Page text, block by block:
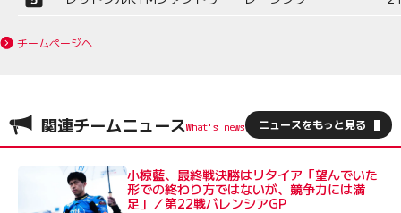
チームページへ
関連チームニュース ニュースをもっと見る
小椋藍、最終戦決勝はリタイア「望んでいた
形での終わり方ではないが、競争力には満
足」／第22戦バレンシアGP